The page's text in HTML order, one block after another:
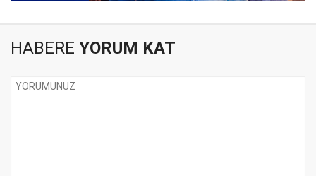
HABERE YORUM KAT